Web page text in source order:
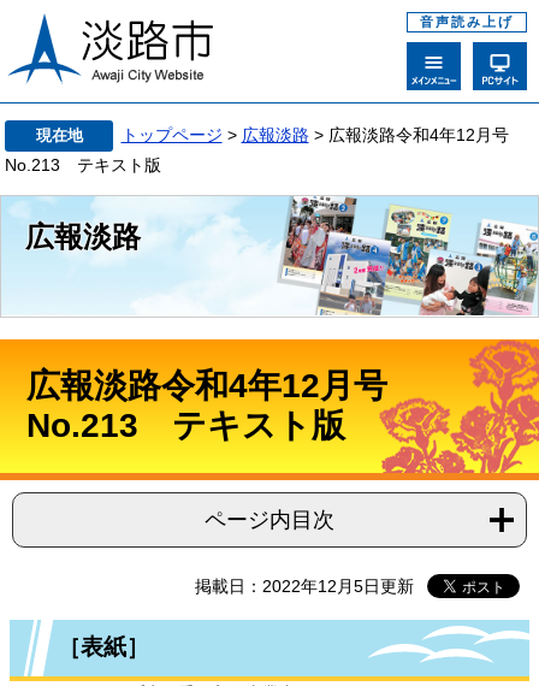
音声読み上げ
現在地 トップページ > 広報淡路 > 広報淡路令和4年12月号
No.213 テキスト版
広報淡路
広報淡路令和4年12月号
No.213 テキスト版
ページ内目次
掲載日：2022年12月5日更新
［表紙］